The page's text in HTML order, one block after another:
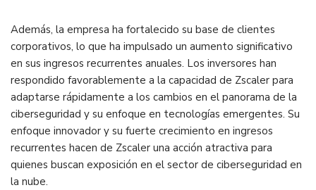
Además, la empresa ha fortalecido su base de clientes
corporativos, lo que ha impulsado un aumento significativo
en sus ingresos recurrentes anuales. Los inversores han
respondido favorablemente a la capacidad de Zscaler para
adaptarse rápidamente a los cambios en el panorama de la
ciberseguridad y su enfoque en tecnologías emergentes. Su
enfoque innovador y su fuerte crecimiento en ingresos
recurrentes hacen de Zscaler una acción atractiva para
quienes buscan exposición en el sector de ciberseguridad en
la nube​.